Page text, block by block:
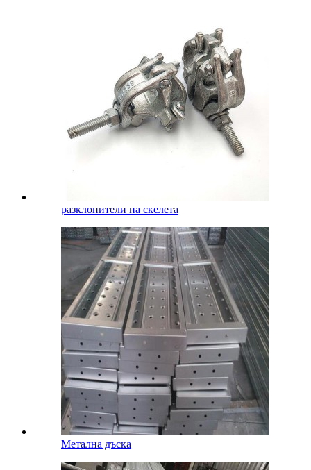
разклонители на скелета
Метална дъска